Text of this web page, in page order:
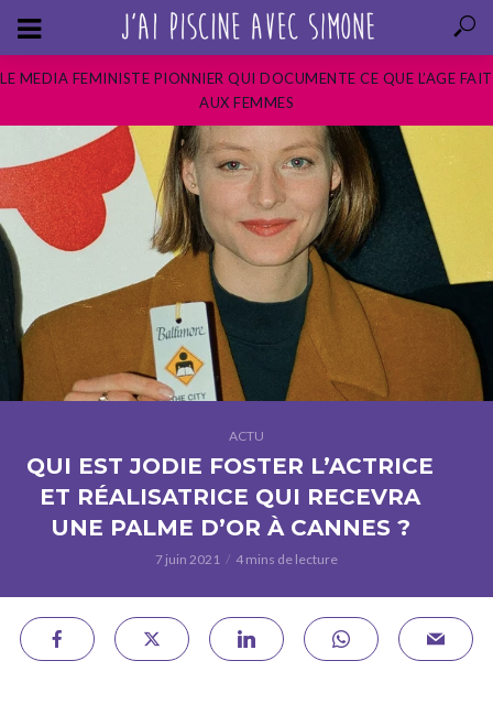
LE MEDIA FEMINISTE PIONNIER QUI DOCUMENTE CE QUE L’AGE FAIT
AUX FEMMES
ACTU
QUI EST JODIE FOSTER L’ACTRICE
ET RÉALISATRICE QUI RECEVRA
UNE PALME D’OR À CANNES ?
7 juin 2021 4 mins de lecture